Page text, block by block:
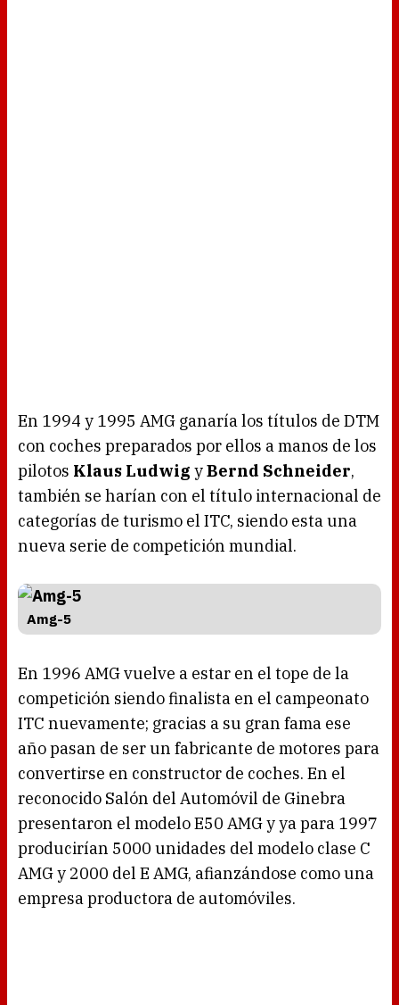
En 1994 y 1995 AMG ganaría los títulos de DTM
con coches preparados por ellos a manos de los
pilotos Klaus Ludwig yBernd Schneider,
también se harían con el título internacional de
categorías de turismo el ITC, siendo esta una
nueva serie de competición mundial.
Amg-5
En 1996 AMG vuelve a estar en el tope de la
competición siendo finalista en el campeonato
ITC nuevamente; gracias a su gran fama ese
año pasan de ser un fabricante de motores para
convertirse en constructor de coches. En el
reconocido Salón del Automóvil de Ginebra
presentaron el modelo E50 AMG y ya para 1997
producirían 5000 unidades del modelo clase C
AMG y 2000 del E AMG, afianzándose como una
empresa productora de automóviles.